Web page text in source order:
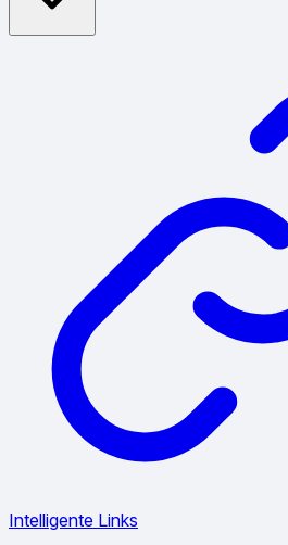
Intelligente Links